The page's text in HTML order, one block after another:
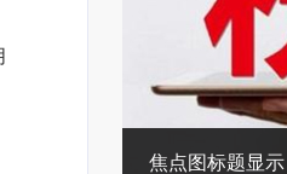
焦点图标题显示